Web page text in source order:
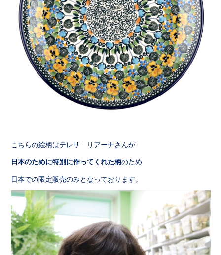
こちらの絵柄はテレサ リアーナさんが
日本のために特別に作ってくれた柄のため
日本での限定販売のみとなっております。